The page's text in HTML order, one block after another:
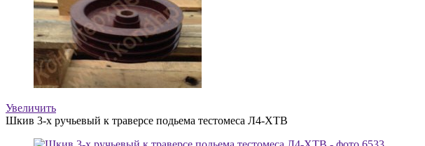
Увеличить
Шкив 3-х ручьевый к траверсе подьема тестомеса Л4-ХТВ